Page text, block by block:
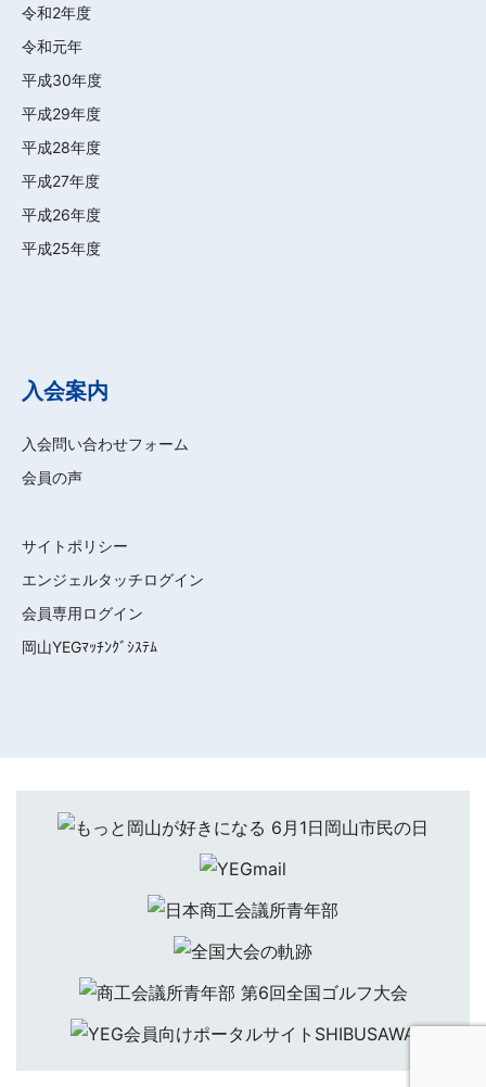
令和2年度
令和元年
平成30年度
平成29年度
平成28年度
平成27年度
平成26年度
平成25年度
入会案内
入会問い合わせフォーム
会員の声
サイトポリシー
エンジェルタッチログイン
会員専用ログイン
岡山YEGﾏｯﾁﾝｸﾞｼｽﾃﾑ